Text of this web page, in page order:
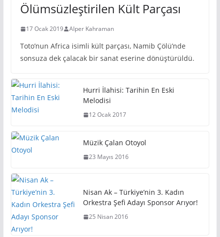
Ölümsüzleştirilen Kült Parçası
17 Ocak 2019 Alper Kahraman
Toto’nun Africa isimli kült parçası, Namib Çölü’nde
sonsuza dek çalacak bir sanat eserine dönüştürüldü.
Hurri İlahisi: Tarihin En Eski
Melodisi
12 Ocak 2017
Müzik Çalan Otoyol
23 Mayıs 2016
Nisan Ak – Türkiye’nin 3. Kadın
Orkestra Şefi Adayı Sponsor Arıyor!
25 Nisan 2016